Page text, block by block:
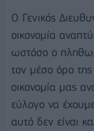
Ο Γενικός
οικονομία
ωστόσο ο
τον μέσο όρο
οικονομία μας
εύλογο να
αυτό δεν είναι